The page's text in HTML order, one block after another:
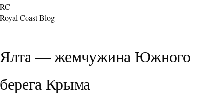
RC
Royal Coast Blog
Ялта — жемчужина Южного
берега Крыма